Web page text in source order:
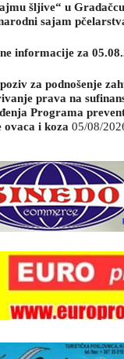
šljive“ u
sajam
informacije za
za podnošenje
prava na
Programa
ovaca i koza 05/08/